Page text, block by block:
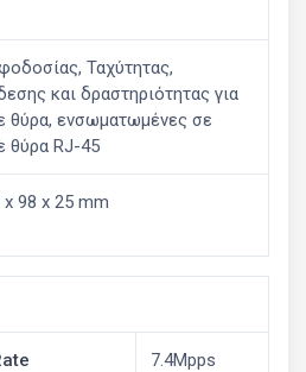
Ταχύτητας,
και δραστηριότητας για
θύρα, ενσωματωμένες σε
θύρα RJ-45
x 98 x 25 mm
7.4Mpps